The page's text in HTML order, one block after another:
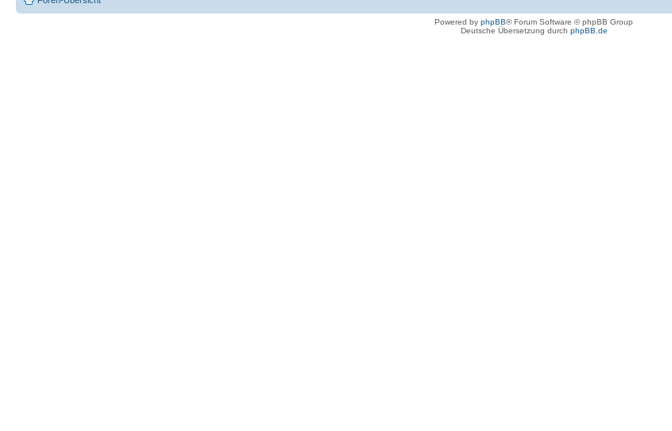
Powered by phpBB® Forum Software © phpBB Group
Deutsche Übersetzung durch phpBB.de